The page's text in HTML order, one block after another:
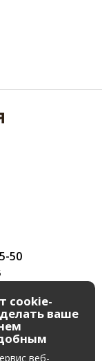
50
cookie-
ваше
веб-